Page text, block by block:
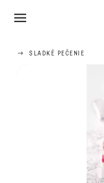
SLADKÉ PEČENIE